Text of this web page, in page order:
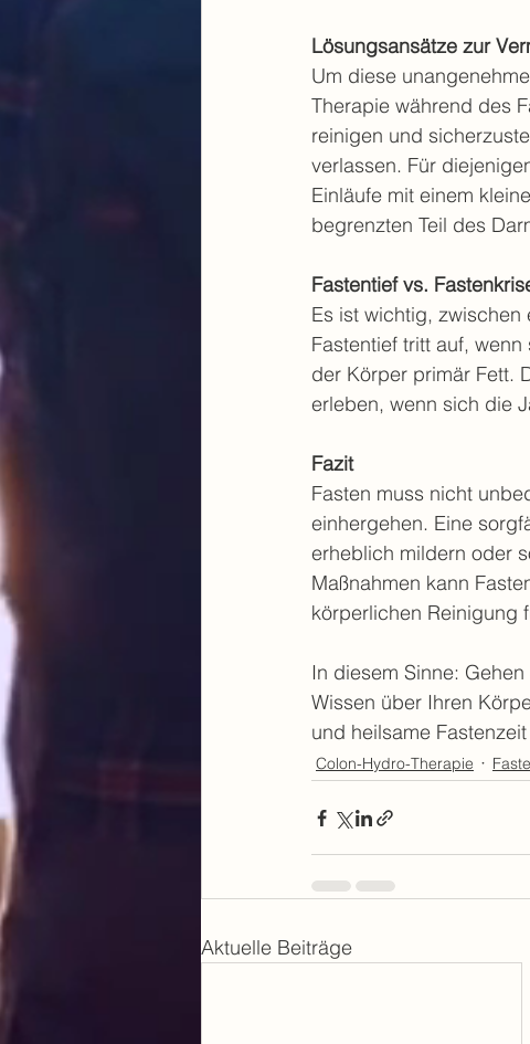
Lösungsansätze zur
Um diese
Therapie während des
reinigen und
verlassen. Für
Einläufe mit einem
begrenzten Teil des
Fastentief vs.
Es ist wichtig, zwischen
Fastentief tritt auf,
der Körper primär Fett.
erleben, wenn sich die
Fazit
Fasten muss nicht
einhergehen. Eine
erheblich mildern oder
Maßnahmen kann
körperlichen Reinigung
In diesem Sinne:
Wissen über Ihren
und heilsame
Colon-Hydro-Therapie
Aktuelle Beiträge